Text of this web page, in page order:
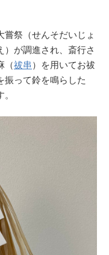
祭（せんそだいじょ
）が調進され、斎行さ
（祓串 ）を用いてお祓
振って鈴を鳴らした